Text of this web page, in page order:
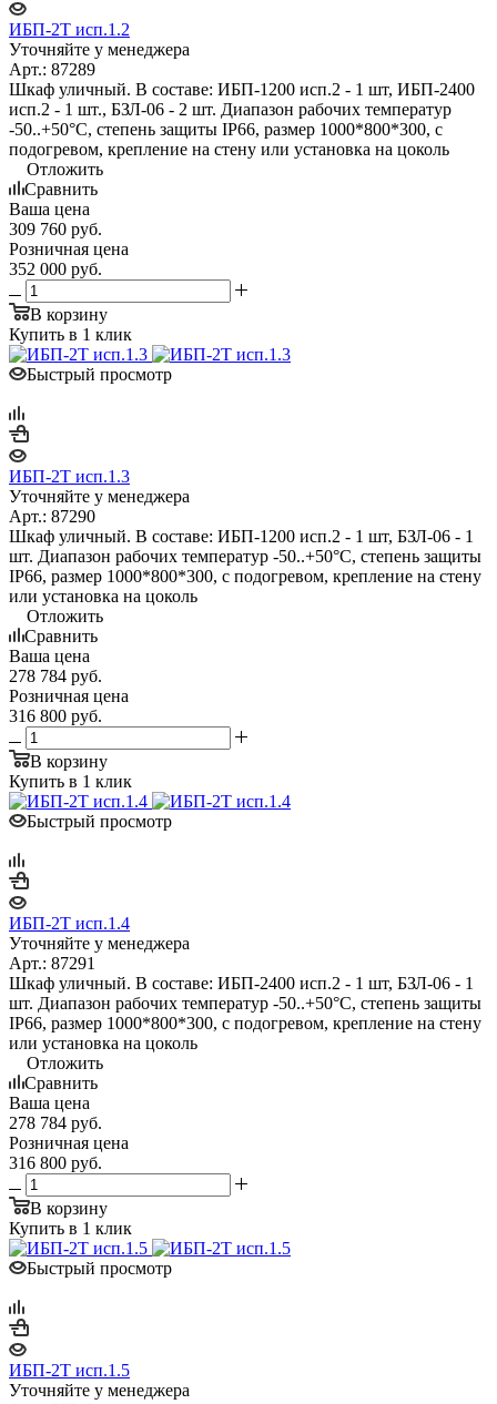
ИБП-2Т исп.1.2
Уточняйте у менеджера
Арт.: 87289
Шкаф уличный. В составе: ИБП-1200 исп.2 - 1 шт, ИБП-2400
исп.2 - 1 шт., БЗЛ-06 - 2 шт. Диапазон рабочих температур
-50..+50°С, степень защиты IP66, размер 1000*800*300, с
подогревом, крепление на стену или установка на цоколь
Отложить
Сравнить
Ваша цена
309 760 руб.
Розничная цена
352 000 руб.
В корзину
Купить в 1 клик
Быстрый просмотр
ИБП-2Т исп.1.3
Уточняйте у менеджера
Арт.: 87290
Шкаф уличный. В составе: ИБП-1200 исп.2 - 1 шт, БЗЛ-06 - 1
шт. Диапазон рабочих температур -50..+50°С, степень защиты
IP66, размер 1000*800*300, с подогревом, крепление на стену
или установка на цоколь
Отложить
Сравнить
Ваша цена
278 784 руб.
Розничная цена
316 800 руб.
В корзину
Купить в 1 клик
Быстрый просмотр
ИБП-2Т исп.1.4
Уточняйте у менеджера
Арт.: 87291
Шкаф уличный. В составе: ИБП-2400 исп.2 - 1 шт, БЗЛ-06 - 1
шт. Диапазон рабочих температур -50..+50°С, степень защиты
IP66, размер 1000*800*300, с подогревом, крепление на стену
или установка на цоколь
Отложить
Сравнить
Ваша цена
278 784 руб.
Розничная цена
316 800 руб.
В корзину
Купить в 1 клик
Быстрый просмотр
ИБП-2Т исп.1.5
Уточняйте у менеджера